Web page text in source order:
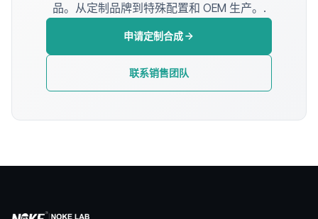
品。从定制品牌到特殊配置和 OEM 生产。.
申请定制合成
联系销售团队